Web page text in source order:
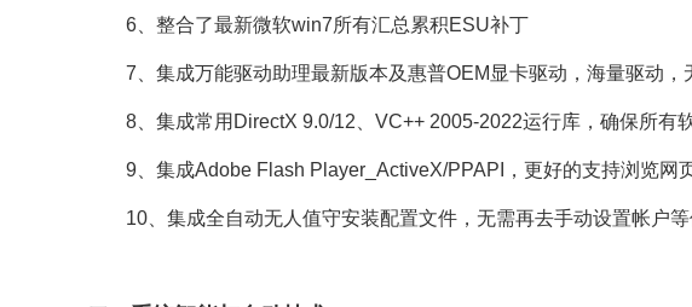
6、整合了最新微软win7所有汇总累积ESU补丁
7、集成万能驱动助理最新版本及惠普OEM显卡驱动，海量驱动，
8、集成常用DirectX 9.0/12、VC++ 2005-2022运行库，确保所有
9、集成Adobe Flash Player_ActiveX/PPAPI，更好的支持浏览网
10、集成全自动无人值守安装配置文件，无需再去手动设置帐户等